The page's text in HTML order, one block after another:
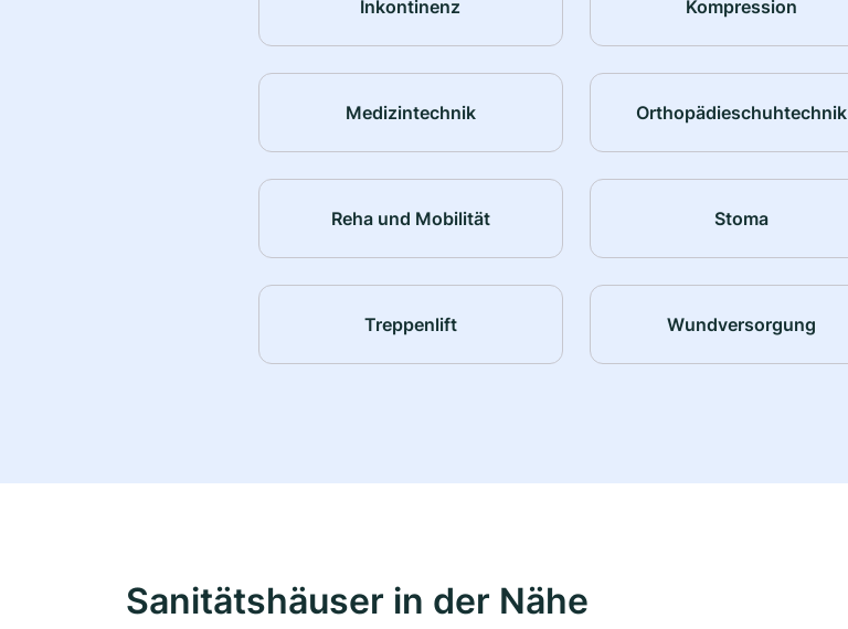
Inkontinenz Kompression
Medizintechnik Orthopädieschuhtechnik
Reha und Mobilität Stoma
Treppenlift Wundversorgung
Sanitätshäuser in der Nähe